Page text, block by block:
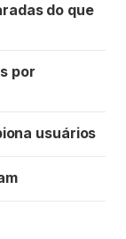
do que
por
usuários